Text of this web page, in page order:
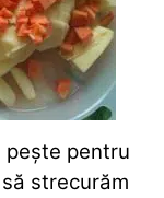
pește pentru
strecurăm